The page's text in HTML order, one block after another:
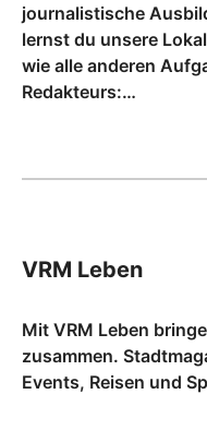
journalistische
lernst du unsere
wie alle anderen
Redakteurs:…
VRM Leben
Mit VRM Leben
zusammen.
Events, Reisen und